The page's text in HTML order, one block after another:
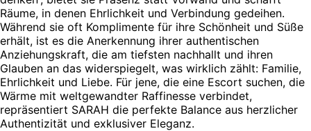
Räume, in denen Ehrlichkeit und Verbindung gedeihen.
Während sie oft Komplimente für ihre Schönheit und Süße
erhält, ist es die Anerkennung ihrer authentischen
Anziehungskraft, die am tiefsten nachhallt und ihren
Glauben an das widerspiegelt, was wirklich zählt: Familie,
Ehrlichkeit und Liebe. Für jene, die eine Escort suchen, die
Wärme mit weltgewandter Raffinesse verbindet,
repräsentiert SARAH die perfekte Balance aus herzlicher
Authentizität und exklusiver Eleganz.